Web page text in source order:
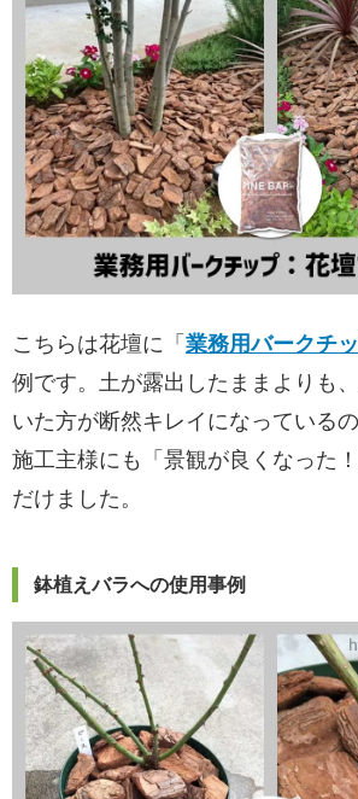
こちらは花壇に「業務用バークチ
例です。土が露出したままよりも
いた方が断然キレイになっている
施工主様にも「景観が良くなった
だけました。
鉢植えバラへの使用事例